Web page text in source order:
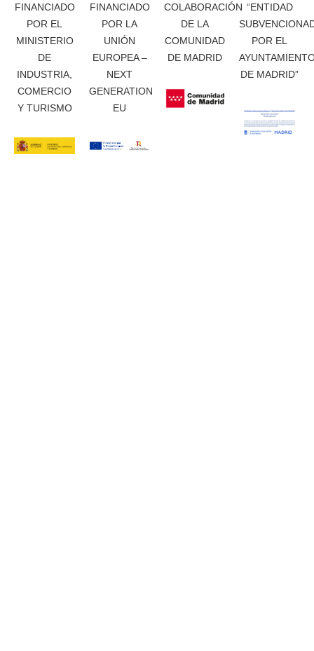
FINANCIADO
POR EL
MINISTERIO
DE
INDUSTRIA,
COMERCIO
Y TURISMO
FINANCIADO
POR LA
UNIÓN
EUROPEA –
NEXT
GENERATION
EU
COLABORACIÓN
DE LA
COMUNIDAD
DE MADRID
“ENTIDAD
POR EL
DE MADRID”